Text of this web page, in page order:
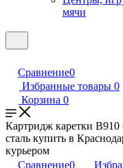
мячи
Сравнение0
Избранные товары 0
Корзина 0
Картридж каретки
сталь купить в
курьером
Сравнение0